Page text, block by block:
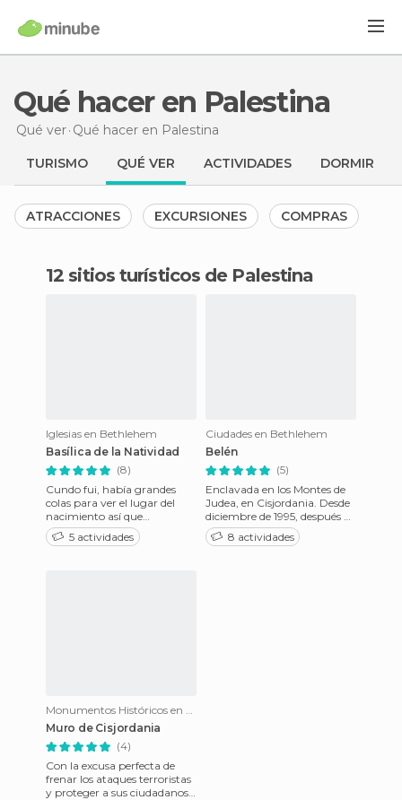
Qué hacer en Palestina
Qué ver Qué hacer en Palestina
TURISMO QUÉ VER ACTIVIDADES DORMIR
ATRACCIONES EXCURSIONES COMPRAS
12 sitios turísticos de Palestina
Iglesias en Bethlehem
Basílica de la Natividad
(8)
Cundo fui, había grandes
colas para ver el lugar del
nacimiento así que
recomiendo tomárselo con
calma, ya que no hay
5 actividades
Ciudades en Bethlehem
Belén
(5)
Enclavada en los Montes de
Judea, en Cisjordania. Desde
diciembre de 1995, después de
la firma del acuerdo interino
israelo-pales
8 actividades
Monumentos Históricos en Bethlehem
Muro de Cisjordania
(4)
Con la excusa perfecta de
frenar los ataques terroristas
y proteger a sus ciudadanos,